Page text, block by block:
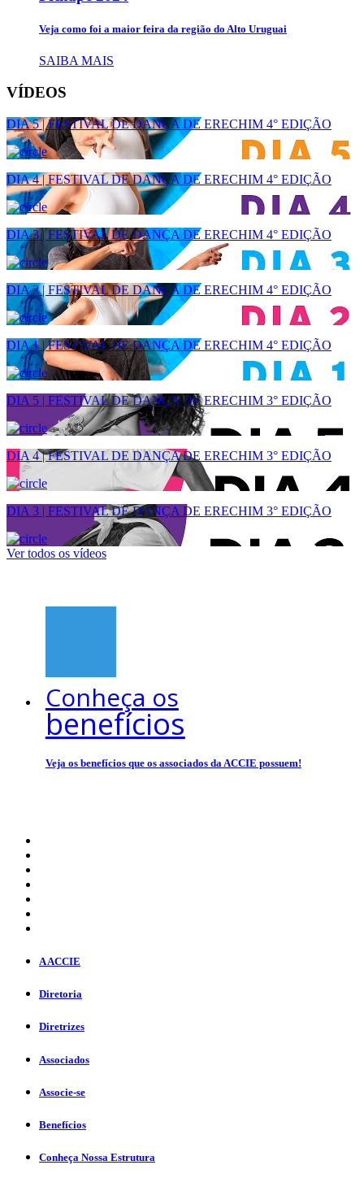
Veja como foi a maior feira da região do Alto Uruguai
SAIBA MAIS
VÍDEOS
DIA 5 | FESTIVAL DE DANÇA DE ERECHIM 4° EDIÇÃO
DIA 4 | FESTIVAL DE DANÇA DE ERECHIM 4° EDIÇÃO
DIA 3 | FESTIVAL DE DANÇA DE ERECHIM 4° EDIÇÃO
DIA 2 | FESTIVAL DE DANÇA DE ERECHIM 4° EDIÇÃO
DIA 1 | FESTIVAL DE DANÇA DE ERECHIM 4° EDIÇÃO
DIA 5 | FESTIVAL DE DANÇA DE ERECHIM 3° EDIÇÃO
DIA 4 | FESTIVAL DE DANÇA DE ERECHIM 3° EDIÇÃO
DIA 3 | FESTIVAL DE DANÇA DE ERECHIM 3° EDIÇÃO
Ver todos os vídeos
Conheça os
benefícios
Veja os benefícios que os associados da ACCIE possuem!
A ACCIE
Diretoria
Diretrizes
Associados
Associe-se
Benefícios
Conheça Nossa Estrutura